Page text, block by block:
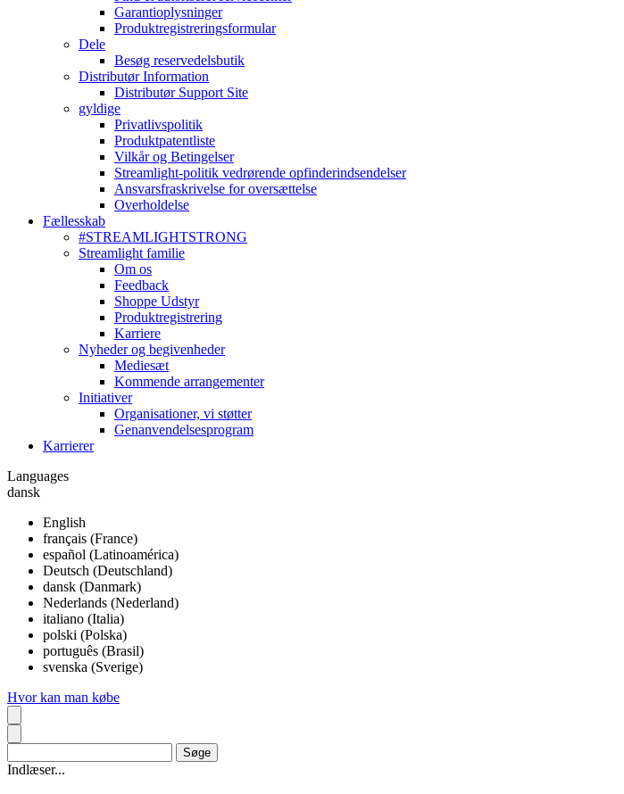
Garantioplysninger
Produktregistreringsformular
Dele
Besøg reservedelsbutik
Distributør Information
Distributør Support Site
gyldige
Privatlivspolitik
Produktpatentliste
Vilkår og Betingelser
Streamlight-politik vedrørende opfinderindsendelser
Ansvarsfraskrivelse for oversættelse
Overholdelse
Fællesskab
#STREAMLIGHTSTRONG
Streamlight familie
Om os
Feedback
Shoppe Udstyr
Produktregistrering
Karriere
Nyheder og begivenheder
Mediesæt
Kommende arrangementer
Initiativer
Organisationer, vi støtter
Genanvendelsesprogram
Karrierer
Languages
dansk
English
français (France)
español (Latinoamérica)
Deutsch (Deutschland)
dansk (Danmark)
Nederlands (Nederland)
italiano (Italia)
polski (Polska)
português (Brasil)
svenska (Sverige)
Hvor kan man købe
Indlæser...